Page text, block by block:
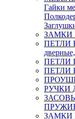
Гайки
ЗАМКИ
ПЕТЛИ
ПЕТЛИ
ПЕТЛИ
РУЧКИ
ЗАМКИ